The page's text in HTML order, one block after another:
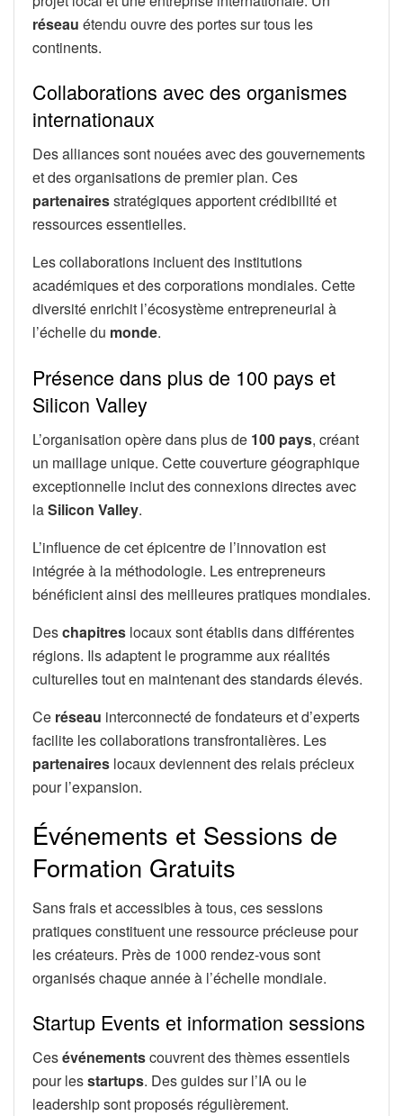
réseau étendu ouvre des portes sur tous les
continents.
Collaborations avec des organismes
internationaux
Des alliances sont nouées avec des gouvernements
et des organisations de premier plan. Ces
partenairesstratégiques apportent crédibilité et
ressources essentielles.
Les collaborations incluent des institutions
académiques et des corporations mondiales. Cette
diversité enrichit l’écosystème entrepreneurial à
l’échelle du monde.
Présence dans plus de 100 pays et
Silicon Valley
L’organisation opère dans plus de 100 pays, créant
un maillage unique. Cette couverture géographique
exceptionnelle inclut des connexions directes avec
laSilicon Valley.
L’influence de cet épicentre de l’innovation est
intégrée à la méthodologie. Les entrepreneurs
bénéficient ainsi des meilleures pratiques mondiales.
Deschapitres locaux sont établis dans différentes
régions. Ils adaptent le programme aux réalités
culturelles tout en maintenant des standards élevés.
Ce réseau interconnecté de fondateurs et d’experts
facilite les collaborations transfrontalières. Les
partenaires locaux deviennent des relais précieux
pour l’expansion.
Événements et Sessions de
Formation Gratuits
Sans frais et accessibles à tous, ces sessions
pratiques constituent une ressource précieuse pour
les créateurs. Près de 1000 rendez-vous sont
organisés chaque année à l’échelle mondiale.
Startup Events et information sessions
Cesévénementscouvrent des thèmes essentiels
pour lesstartups. Des guides sur l’IA ou le
leadership sont proposés régulièrement.